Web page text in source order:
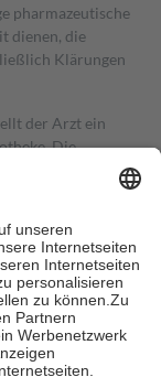
pharmazeutische
dienen, die
Klärungen
der Arzt ein
Die
Regel die
als Zuzahlung
Höhe von zehn
fünf Euround
die tatsächlichen
Apotheken.
die
Euro je